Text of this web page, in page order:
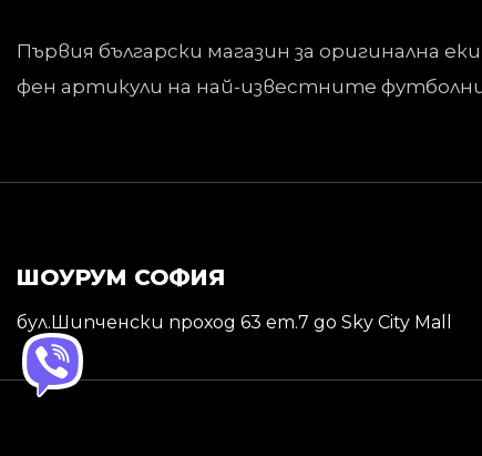
Първия български магазин за оригинална
фен артикули на най-известните
ШОУРУМ СОФИЯ
бул.Шипченски проход 63 ет.7 до Sky City Mall